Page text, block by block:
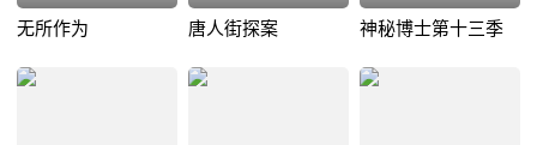
无所作为 唐人街探案 神秘博士第十三季